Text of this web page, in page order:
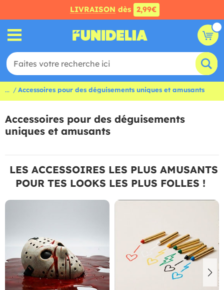
LIVRAISON dès 2,99€
... Accessoires pour des déguisements uniques et amusants
Accessoires pour des déguisements
uniques et amusants
LES ACCESSOIRES LES PLUS AMUSANTS
POUR TES LOOKS LES PLUS FOLLES !